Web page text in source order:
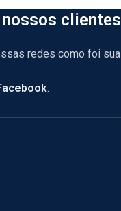
clientes
redes como foi sua
.